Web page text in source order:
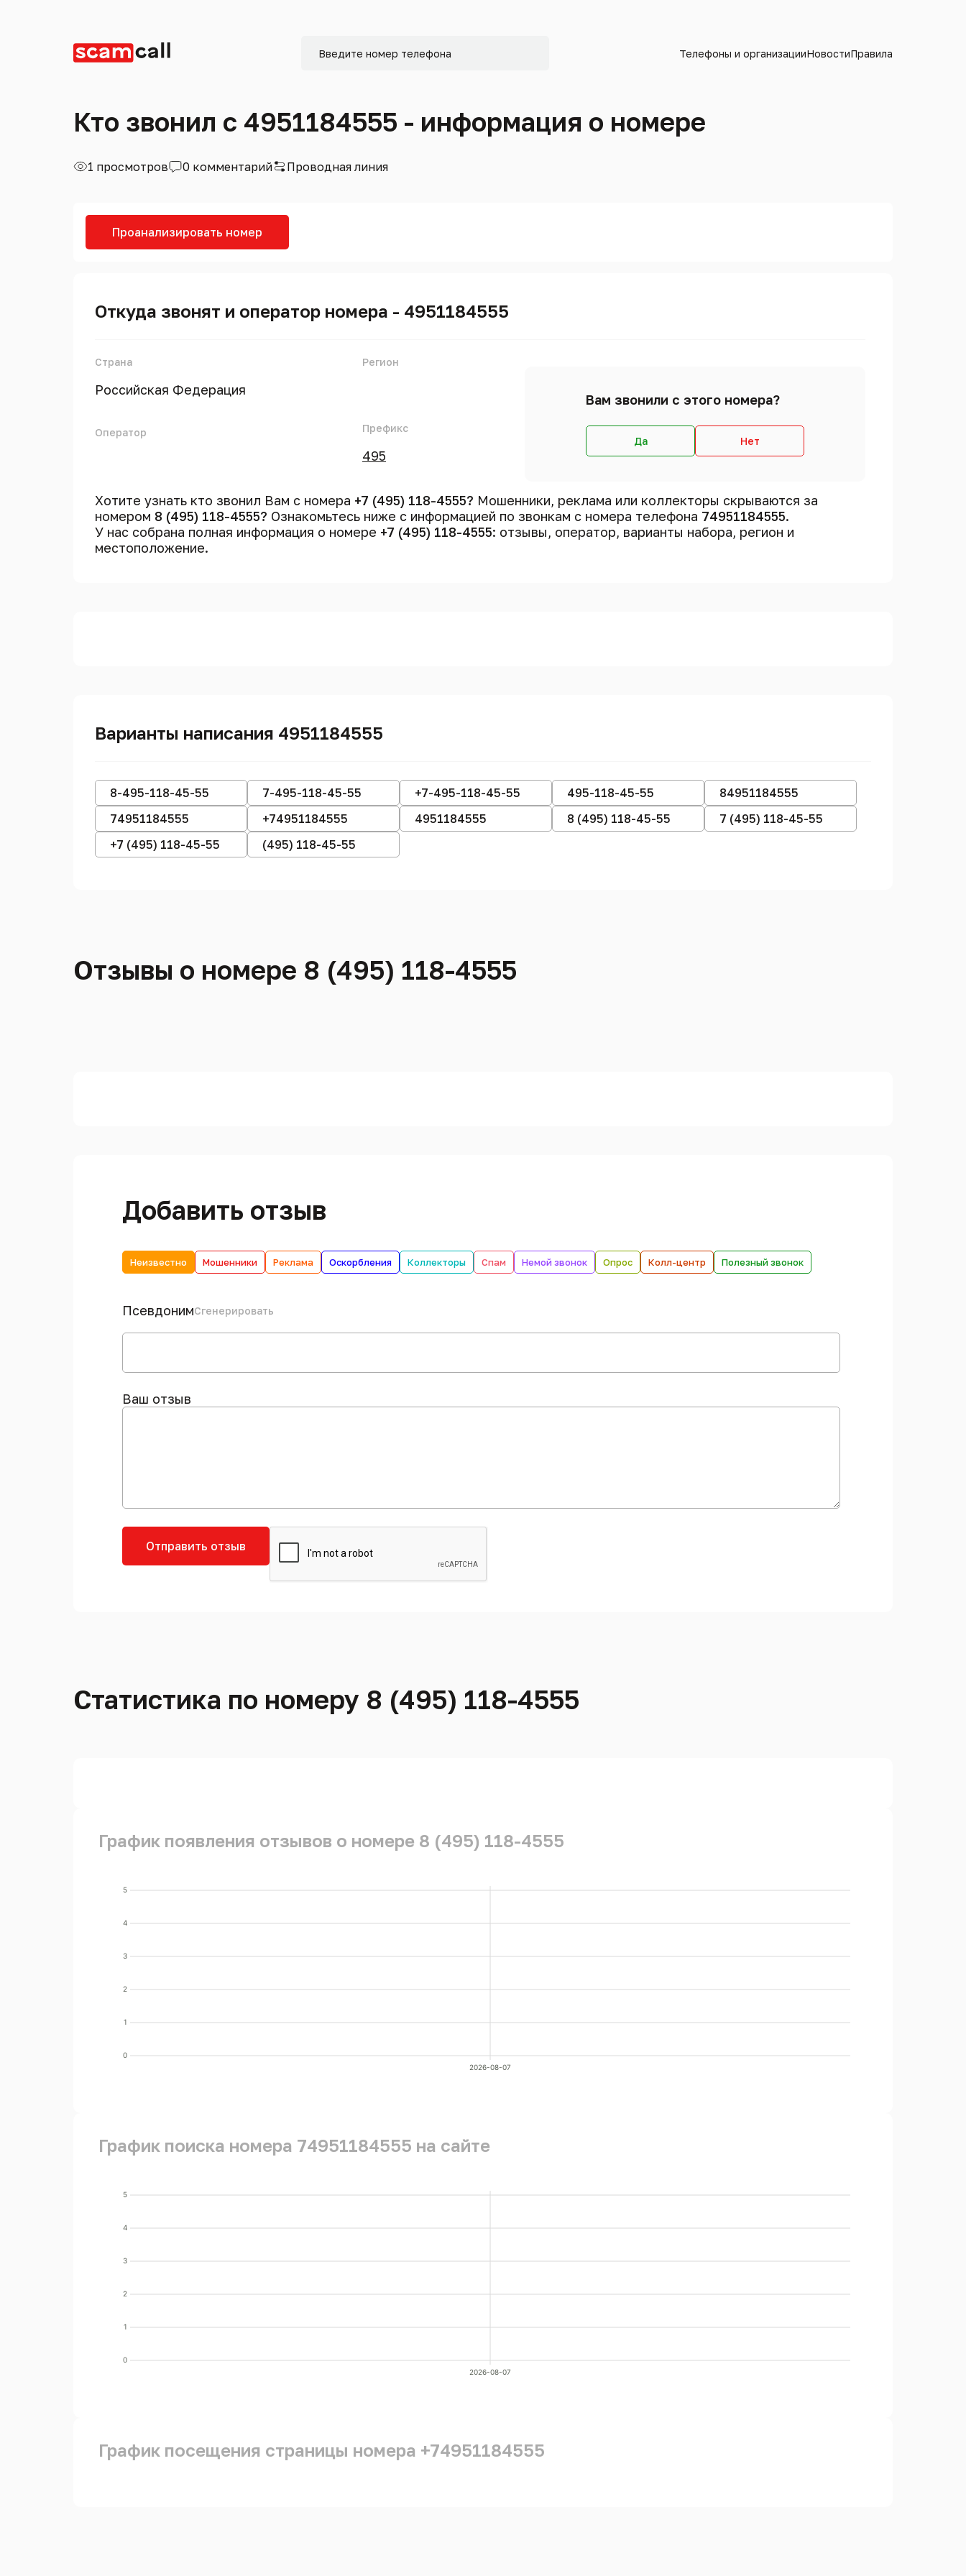
Телефоны и организацииНовостиПравила
Кто звонил с 4951184555 - информация о номере
1 просмотров 0 комментарий Проводная линия
Проанализировать номер
Откуда звонят и оператор номера - 4951184555
Страна
Российская Федерация
Оператор
Регион
Префикс
495
Вам звонили с этого номера?
Да Нет
Хотите узнать кто звонил Вам с номера +7 (495) 118-4555? Мошенники, реклама или коллекторы скрываются за
номером 8 (495) 118-4555? Ознакомьтесь ниже с информацией по звонкам с номера телефона 74951184555.
У нас собрана полная информация о номере +7 (495) 118-4555: отзывы, оператор, варианты набора, регион и
местоположение.
Варианты написания 4951184555
8-495-118-45-55 7-495-118-45-55 +7-495-118-45-55 495-118-45-55
84951184555
74951184555
+74951184555 4951184555 8 (495) 118-45-55
7 (495) 118-45-55
+7 (495) 118-45-55
(495) 118-45-55
Отзывы о номере 8 (495) 118-4555
Добавить отзыв
Неизвестно Мошенники Реклама Оскорбления Коллекторы Спам Немой звонок Опрос Колл-центр Полезный звонок
ПсевдонимСгенерировать
Ваш отзыв
Отправить отзыв
Статистика по номеру 8 (495) 118-4555
График появления отзывов о номере 8 (495) 118-4555
0
1
2
3
4
5
2026-08-07
График поиска номера 74951184555 на сайте
0
1
2
3
4
5
2026-08-07
График посещения страницы номера +74951184555